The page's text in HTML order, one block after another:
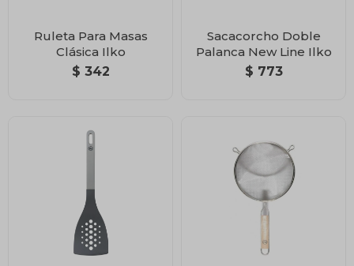
Ruleta Para Masas
Clásica Ilko
$ 342
Sacacorcho Doble
Palanca New Line Ilko
$ 773